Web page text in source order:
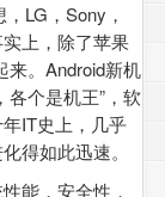
LG，Sony，
上，除了苹果
来。Android新机
各个是机王”，软
IT史上，几乎
得如此迅速。
能，安全性，